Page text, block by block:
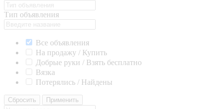
Тип объявления
Все объявления
На продажу / Купить
Добрые руки / Взять бесплатно
Вязка
Потерялись / Найдены
Сбросить Применить